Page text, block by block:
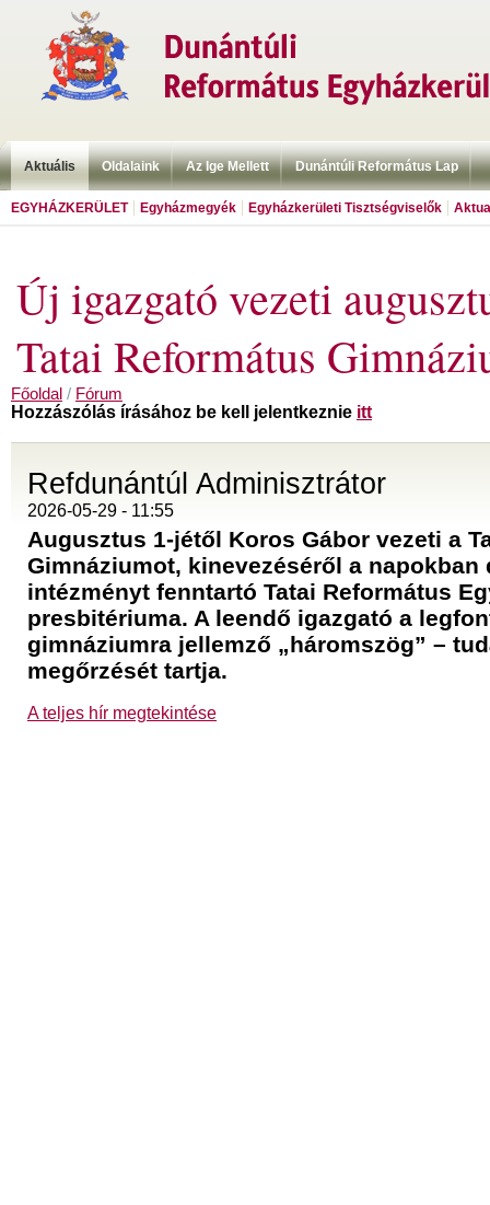
Aktuális Oldalaink Az Ige Mellett Dunántúli Református Lap
EGYHÁZKERÜLET Egyházmegyék Egyházkerületi Tisztségviselők
Új igazgató vezeti
Tatai Református
Főoldal / Fórum
Hozzászólás írásához be kell jelentkeznie itt
Refdunántúl Adminisztrátor
2026-05-29 - 11:55
Augusztus 1-jétől Koros Gábor vezeti a
Gimnáziumot, kinevezéséről a napokban
intézményt fenntartó Tatai Református
presbitériuma. A leendő igazgató a
gimnáziumra jellemző „háromszög” –
megőrzését tartja.
A teljes hír megtekintése